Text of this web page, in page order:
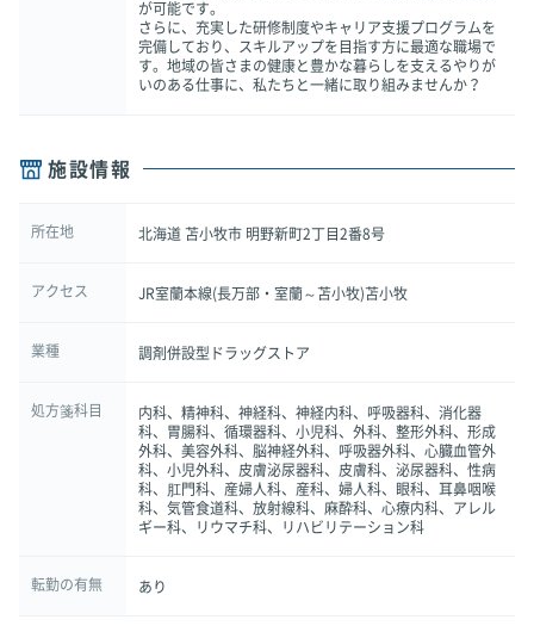
が可能です。
さらに、充実した研修制度やキャリア支援プログラムを
完備しており、スキルアップを目指す方に最適な職場で
す。地域の皆さまの健康と豊かな暮らしを支えるやりが
いのある仕事に、私たちと一緒に取り組みませんか？
施設情報
所在地 北海道 苫小牧市 明野新町2丁目2番8号
アクセス JR室蘭本線(長万部・室蘭～苫小牧)苫小牧
業種 調剤併設型ドラッグストア
処方箋科目
内科、精神科、神経科、神経内科、呼吸器科、消化器
科、胃腸科、循環器科、小児科、外科、整形外科、形成
外科、美容外科、脳神経外科、呼吸器外科、心臓血管外
科、小児外科、皮膚泌尿器科、皮膚科、泌尿器科、性病
科、肛門科、産婦人科、産科、婦人科、眼科、耳鼻咽喉
科、気管食道科、放射線科、麻酔科、心療内科、アレル
ギー科、リウマチ科、リハビリテーション科
転勤の有無 あり